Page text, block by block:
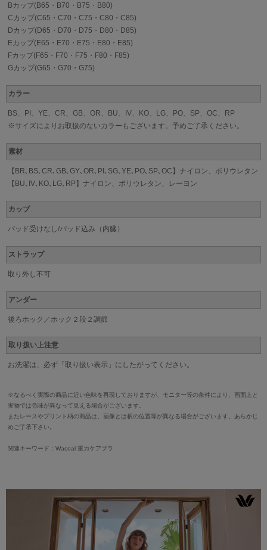
Bカップ(B65・B70・B75・B80)
Cカップ(C65・C70・C75・C80・C85)
Dカップ(D65・D70・D75・D80・D85)
Eカップ(E65・E70・E75・E80・E85)
Fカップ(F65・F70・F75・F80・F85)
Gカップ(G65・G70・G75)
カラー
BS、PI、YE、CR、GB、OR、BU、IV、KO、LG、PO、SP、OC、RP
※サイズによりお取扱のないカラーもございます。予めご了承ください。
素材
【BR､BS､CR､GB､GY､OR､PI､SG､YE､PO､SP､OC】ナイロン、ポリウレタン
【BU､IV､KO､LG､RP】ナイロン、ポリウレタン、レーヨン
カップ
パッド受けなし/パッド込み（内臓）
ストラップ
取り外し不可
アンダー
後ろホック／ホック２段２調節
取り扱い上注意
お洗濯は、必ず「取り扱い表示」にしたがってください。
※なるべく実際の商品に近い色味を再現しておりますが、モニター等の条件により、画面上と
実物では色味が異なって見える場合がございます。
またレースやプリント柄の商品は、画像とは柄の位置等が異なる場合がございます。あらかじ
めご了承下さい。
関連キーワード：Wacoal 重力ケアブラ